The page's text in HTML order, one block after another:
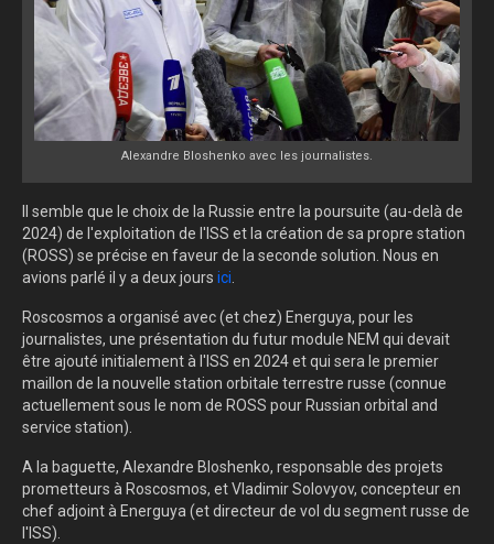
Alexandre Bloshenko avec les journalistes.
Il semble que le choix de la Russie entre la poursuite (au-delà de
2024) de l'exploitation de l'ISS et la création de sa propre station
(ROSS) se précise en faveur de la seconde solution. Nous en
avions parlé il y a deux jours ici.
Roscosmos a organisé avec (et chez) Energuya, pour les
journalistes, une présentation du futur module NEM qui devait
être ajouté initialement à l'ISS en 2024 et qui sera le premier
maillon de la nouvelle station orbitale terrestre russe (connue
actuellement sous le nom de ROSS pour Russian orbital and
service station).
A la baguette, Alexandre Bloshenko, responsable des projets
prometteurs à Roscosmos, et Vladimir Solovyov, concepteur en
chef adjoint à Energuya (et directeur de vol du segment russe de
l'ISS).